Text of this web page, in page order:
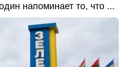
напоминает то, что ...